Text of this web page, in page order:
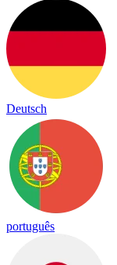
Deutsch
português